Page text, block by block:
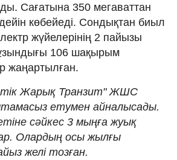
Сағатына 350 мегаваттан
көбейеді. Сондықтан биыл
жүйелерінің 2 пайызы
106 шақырым
жаңартылған.
Жарық Транзит" ЖШС
етумен айналысады.
сәйкес 3 мыңға жуық
Олардың осы жылғы
желі тозған.